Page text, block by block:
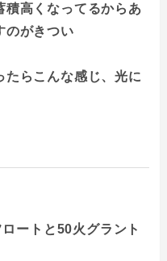
積高くなってるからあ
のがきつい
たらこんな感じ、光に
ートと50火グラント